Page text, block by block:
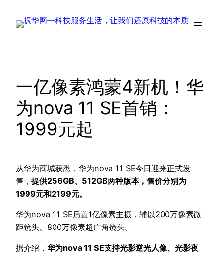
一亿像素鸿蒙4新机！华
为nova 11 SE首销：
1999元起
从华为商城获悉，华为nova 11 SE今日迎来正式发
售， 提供256GB、512GB两种版本，售价分别为
1999元和2199元。
华为nova 11 SE后置1亿像素主摄，辅以200万像素微
距镜头、800万像素超广角镜头。
据介绍， 华为nova 11 SE支持光影逆光人像、光影夜